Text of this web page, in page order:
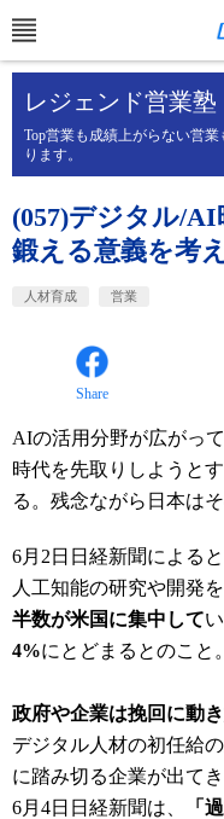
レジェンド営業塾
Top営業も成績上がらない営
ります。
(057)デジタル/
鍛える意義を考
人材育成 営業
Share
AIの活用分野が広がっ
時代を先取りしようと
る。残念ながら日本は
6月2日日経新聞によると
人 工知能の研究や開発
半数が米国に集中して
4%にとどまるとのこと。
政府や企業は挽回に動
デジタル人材の初任給
に踏み切る企業が出てき
6月4日日経新聞は、
「